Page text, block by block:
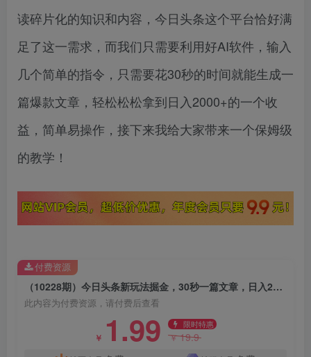
读碎片化的知识和内容，今日头条这个平台恰好满
足了这一需求，而我们只需要利用好AI软件，输入
几个简单的指令，只需要花30秒的时间就能生成一
篇爆款文章，轻松松松拿到日入2000+的一个收
益，简单易操作，接下来我给大家带来一个保姆级
的教学！
（10228期）今日头条新玩法掘金，30秒一篇文章，日入2000+
此内容为付费资源，请付费后查看
￥ 1.99 限时特惠
￥19.9
付费资源